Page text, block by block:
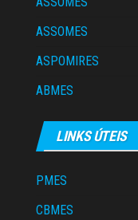
ASSOMES
ASPOMIRES
ABMES
LINKS ÚTEIS
PMES
CBMES